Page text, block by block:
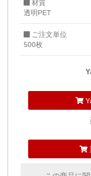
材質
透明PET
ご注文単位
500枚